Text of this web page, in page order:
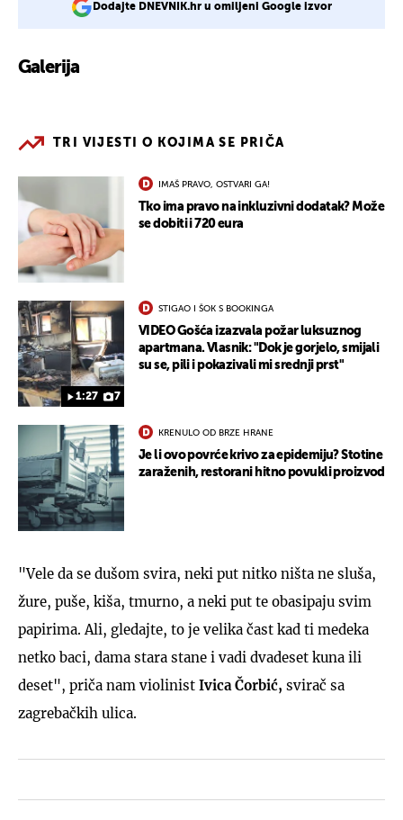
Dodajte DNEVNIK.hr u omiljeni Google izvor
Galerija
TRI VIJESTI O KOJIMA SE PRIČA
IMAŠ PRAVO, OSTVARI GA!
Tko ima pravo na inkluzivni dodatak? Može
se dobiti i 720 eura
1:27 7
STIGAO I ŠOK S BOOKINGA
VIDEO Gošća izazvala požar luksuznog
apartmana. Vlasnik: "Dok je gorjelo, smijali
su se, pili i pokazivali mi srednji prst"
KRENULO OD BRZE HRANE
Je li ovo povrće krivo za epidemiju? Stotine
zaraženih, restorani hitno povukli proizvod
"Vele da se dušom svira, neki put nitko ništa ne sluša,
žure, puše, kiša, tmurno, a neki put te obasipaju svim
papirima. Ali, gledajte, to je velika čast kad ti medeka
netko baci, dama stara stane i vadi dvadeset kuna ili
deset", priča nam violinist Ivica Čorbić, svirač sa
zagrebačkih ulica.